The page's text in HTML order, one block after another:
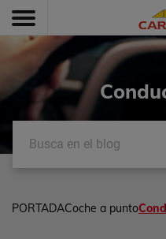
PORTADACoche a punto